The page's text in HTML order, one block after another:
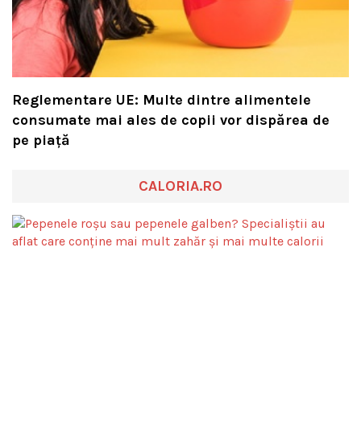
Reglementare UE: Multe dintre alimentele
consumate mai ales de copii vor dispărea de
pe piață
CALORIA.RO